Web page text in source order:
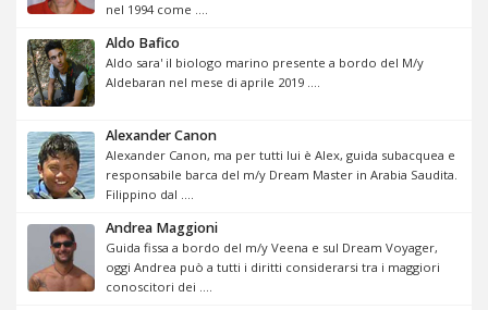
nel 1994 come ....
Aldo Bafico
Aldo sara' il biologo marino presente a bordo del M/y
Aldebaran nel mese di aprile 2019 ....
Alexander Canon
Alexander Canon, ma per tutti lui è Alex, guida subacquea e
responsabile barca del m/y Dream Master in Arabia Saudita.
Filippino dal ....
Andrea Maggioni
Guida fissa a bordo del m/y Veena e sul Dream Voyager,
oggi Andrea può a tutti i diritti considerarsi tra i maggiori
conoscitori dei ....